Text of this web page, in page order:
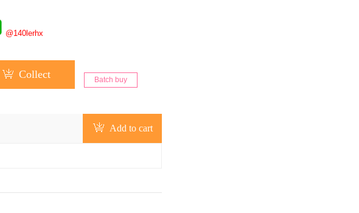
@140lerhx
Collect Batch buy
Add to cart